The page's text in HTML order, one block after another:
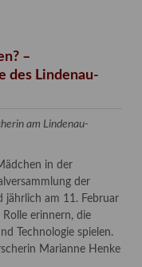
–
des Lindenau-
am Lindenau-
in der
der
jährlich am 11. Februar
erinnern, die
Technologie spielen.
Marianne Henke